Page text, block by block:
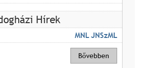
Hírek
MNL JNSzML
Bővebben